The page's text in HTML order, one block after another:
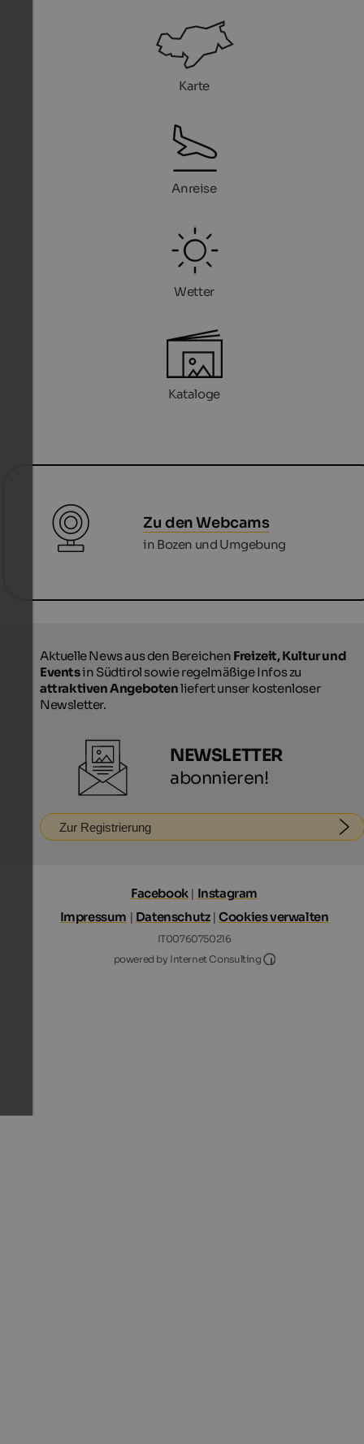
Karte
Anreise
Wetter
Kataloge
Zu den Webcams
in Bozen und Umgebung
Aktuelle News aus den Bereichen Freizeit, Kultur und
Eventsin Südtirol sowie regelmäßige Infos zu
attraktiven Angebotenliefert unser kostenloser
Newsletter.
NEWSLETTER
abonnieren!
Zur Registrierung
Facebook | Instagram
Impressum | Datenschutz|Cookies verwalten
IT00760750216
powered by Internet Consulting
Internet